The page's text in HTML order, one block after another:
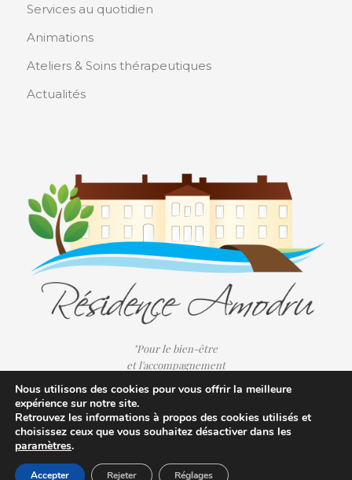
Services au quotidien
Animations
Ateliers & Soins thérapeutiques
Actualités
"Pour le bien-être
et l'accompagnement
Nous utilisons des cookies pour vous offrir la meilleure
expérience sur notre site.
Retrouvez les informations à propos des cookies utilisés et
choisissez ceux que vous souhaitez désactiver dans les
paramètres.
Accepter Rejeter Réglages